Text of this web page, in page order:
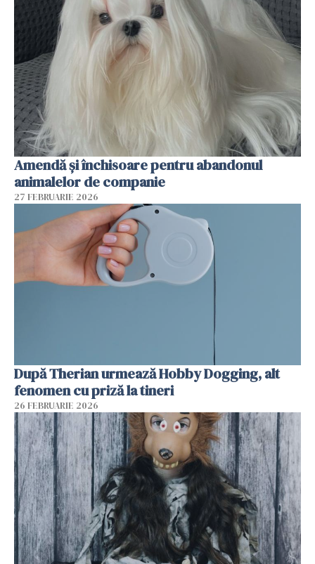
Amendă și închisoare pentru abandonul
animalelor de companie
27 FEBRUARIE 2026
După Therian urmează Hobby Dogging, alt
fenomen cu priză la tineri
26 FEBRUARIE 2026